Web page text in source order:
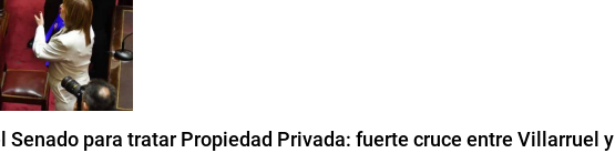
Senado para tratar Propiedad Privada: fuerte cruce entre Villarruel y